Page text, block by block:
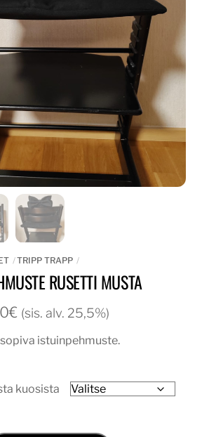
TRIPP TRAPP
RUSETTI MUSTA
€ Hintaluokka:
-
(sis. alv. 25,5%)
istuinpehmuste.
kuosista